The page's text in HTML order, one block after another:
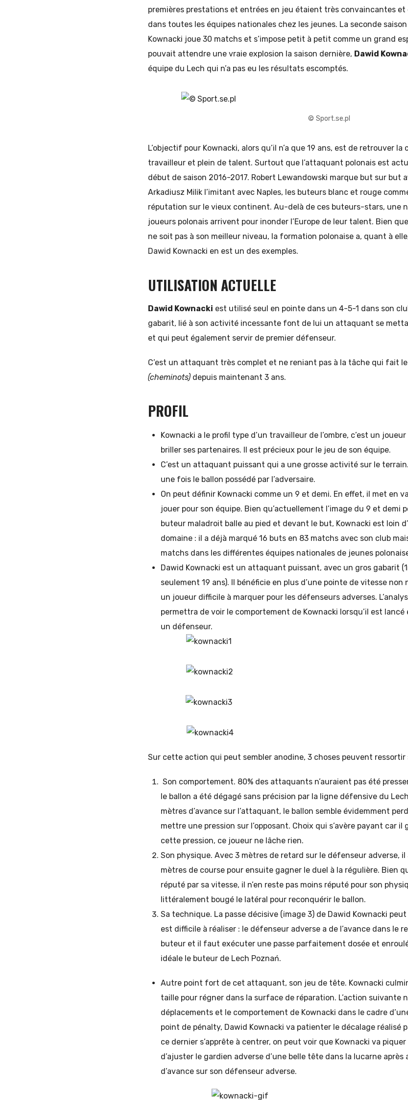
premières prestations et entrées en jeu étaient très convaincantes et
dans toutes les équipes nationales chez les jeunes. La seconde
Kownacki joue 30 matchs et s’impose petit à petit comme un grand
pouvait attendre une vraie explosion la saison dernière, Dawid
équipe du Lech qui n’a pas eu les résultats escomptés.
© Sport.se.pl
L’objectif pour Kownacki, alors qu’il n’a que 19 ans, est de retrouver
travailleur et plein de talent. Surtout que l’attaquant polonais est
début de saison 2016-2017. Robert Lewandowski marque but sur but
Arkadiusz Milik l’imitant avec Naples, les buteurs blanc et rouge
réputation sur le vieux continent. Au-delà de ces buteurs-stars, une
joueurs polonais arrivent pour inonder l’Europe de leur talent. Bien
ne soit pas à son meilleur niveau, la formation polonaise a, quant à
Dawid Kownacki en est un des exemples.
UTILISATION ACTUELLE
Dawid Kownacki est utilisé seul en pointe dans un 4-5-1 dans son
gabarit, lié à son activité incessante font de lui un attaquant se
et qui peut également servir de premier défenseur.
C’est un attaquant très complet et ne reniant pas à la tâche qui fait
(cheminots) depuis maintenant 3 ans.
PROFIL
Kownacki a le profil type d’un travailleur de l’ombre, c’est un
briller ses partenaires. Il est précieux pour le jeu de son équipe.
C’est un attaquant puissant qui a une grosse activité sur le
une fois le ballon possédé par l’adversaire.
On peut définir Kownacki comme un 9 et demi. En effet, il met en
jouer pour son équipe. Bien qu’actuellement l’image du 9 et
buteur maladroit balle au pied et devant le but, Kownacki est loin
domaine : il a déjà marqué 16 buts en 83 matchs avec son club
matchs dans les différentes équipes nationales de jeunes
Dawid Kownacki est un attaquant puissant, avec un gros gabarit
seulement 19 ans). Il bénéficie en plus d’une pointe de vitesse
un joueur difficile à marquer pour les défenseurs adverses.
permettra de voir le comportement de Kownacki lorsqu’il est
un défenseur.
Sur cette action qui peut sembler anodine, 3 choses peuvent ressortir
Son comportement. 80% des attaquants n’auraient pas été
le ballon a été dégagé sans précision par la ligne défensive du
mètres d’avance sur l’attaquant, le ballon semble évidemment
mettre une pression sur l’opposant. Choix qui s’avère payant car il
cette pression, ce joueur ne lâche rien.
Son physique. Avec 3 mètres de retard sur le défenseur adverse,
mètres de course pour ensuite gagner le duel à la régulière. Bien
réputé par sa vitesse, il n’en reste pas moins réputé pour son
littéralement bougé le latéral pour reconquérir le ballon.
Sa technique. La passe décisive (image 3) de Dawid Kownacki
est difficile à réaliser : le défenseur adverse a de l’avance dans le
buteur et il faut exécuter une passe parfaitement dosée et
idéale le buteur de Lech Poznań.
Autre point fort de cet attaquant, son jeu de tête. Kownacki
taille pour régner dans la surface de réparation. L’action suivante
déplacements et le comportement de Kownacki dans le cadre
point de pénalty, Dawid Kownacki va patienter le décalage réalisé
ce dernier s’apprête à centrer, on peut voir que Kownacki va
d’ajuster le gardien adverse d’une belle tête dans la lucarne après
d’avance sur son défenseur adverse.